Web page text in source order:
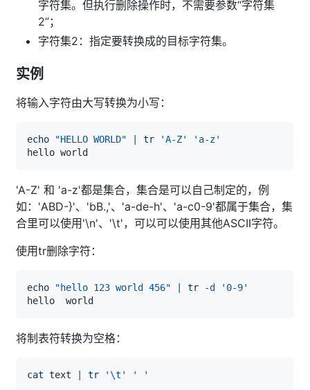
字符集。但执行删除操作时，不需要参数“字符集
2”；
字符集2：指定要转换成的目标字符集。
实例
将输入字符由大写转换为小写：
echo "HELLO WORLD" tr 'A-Z'
'a-z'
'A-Z' 和 'a-z'都是集合，集合是可以自己制定的，例
如：'ABD-}'、'bB.,'、'a-de-h'、'a-c0-9'都属于集合，集
合里可以使用'\n'、'\t'，可以可以使用其他ASCII字符。
使用tr删除字符：
echo "hello 123 world 456" tr -d
'0-9'
将制表符转换为空格：
cat text tr '\t' ' '